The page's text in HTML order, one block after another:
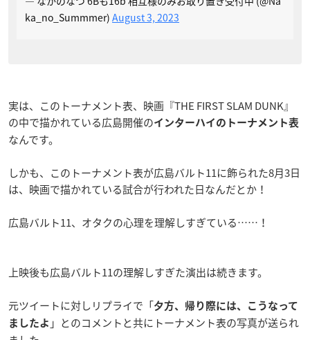
ka_no_Summmer) August 3, 2023
実は、このトーナメント表、映画『THE FIRST SLAM DUNK』
の中で描かれている広島開催のインターハイのトーナメント表
なんです。
しかも、このトーナメント表が広島バルト11に飾られた8月3日
は、映画で描かれている試合が行われた日なんだとか！
広島バルト11、オタクの心理を理解しすぎている……！
上映後も広島バルト11の理解しすぎた演出は続きます。
元ツイートに対しリプライで「夕方、帰り際には、こうなって
ましたよ 」とのコメントと共にトーナメント表の写真が送られ